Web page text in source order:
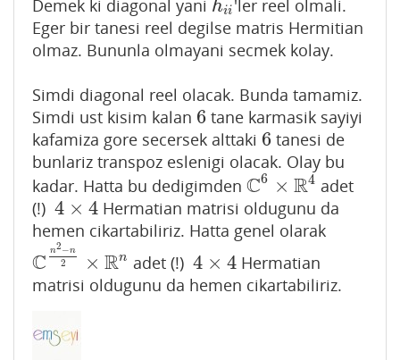
Demek ki diagonal yani hii
hii 'ler reel olmali.
Eger bir tanesi reel degilse matris Hermitian
olmaz. Bununla olmayani secmek kolay.
Simdi diagonal reel olacak. Bunda tamamiz.
Simdi ust kisim kalan 6
6 tane karmasik sayiyi
kafamiza gore secersek alttaki 6
6 tanesi de
bunlariz transpoz eslenigi olacak. Olay bu
kadar. Hatta bu dedigimden C6 × R4
C6× R4
adet
(!) 4 × 4
4×4
Hermatian matrisi oldugunu da
hemen cikartabiliriz. Hatta genel olarak
C n2−n
2 × Rn
Cn2−n 2× Rn adet (!)4 × 4
4×4
Hermatian
matrisi oldugunu da hemen cikartabiliriz.